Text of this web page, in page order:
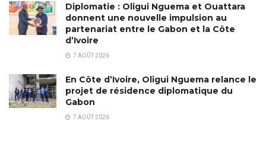
Diplomatie : Oligui Nguema et Ouattara
donnent une nouvelle impulsion au
partenariat entre le Gabon et la Côte
d’Ivoire
7 AOÛT 2026
En Côte d’Ivoire, Oligui Nguema relance le
projet de résidence diplomatique du
Gabon
7 AOÛT 2026